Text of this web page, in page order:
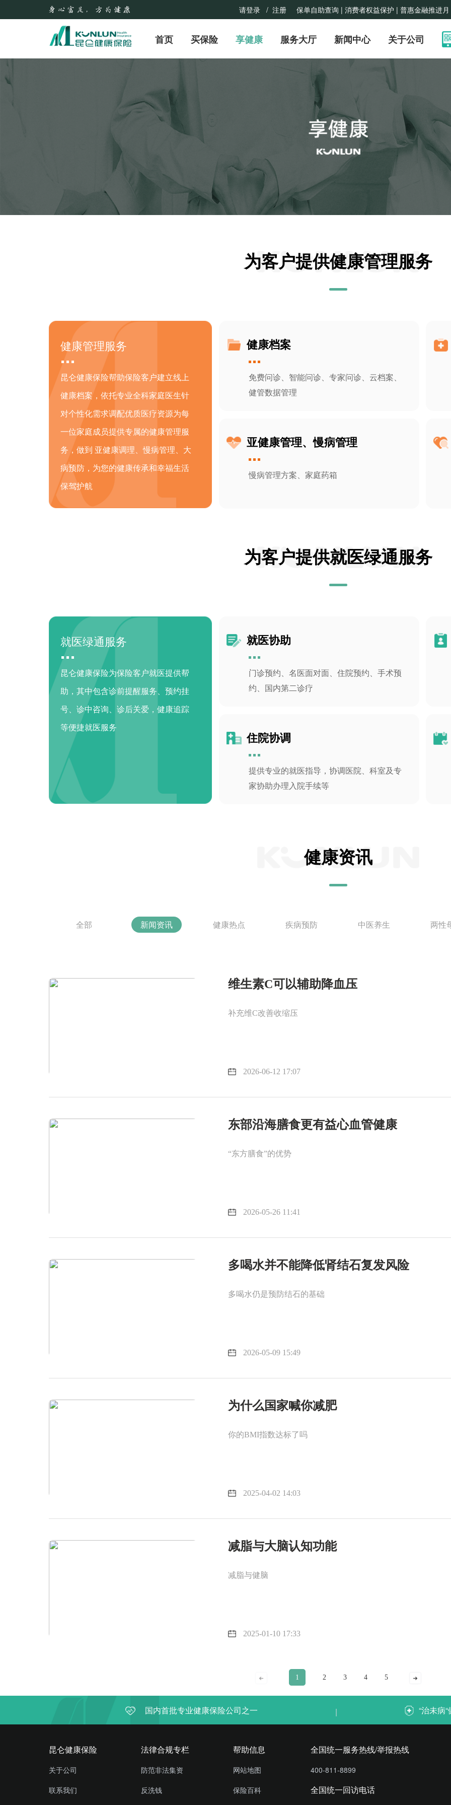
请登录 / 注册 保单自助查询 | 消费者权益保护 | 普惠金融推进月
首页 买保险 享健康 服务大厅 新闻中心 关于公司
为客户提供健康管理服务
健康管理服务
昆仑健康保险帮助保险客户建立线上
健康档案，依托专业全科家庭医生针
对个性化需求调配优质医疗资源为每
一位家庭成员提供专属的健康管理服
务，做到 亚健康调理、慢病管理、大
病预防，为您的健康传承和幸福生活
保驾护航
健康档案
免费问诊、智能问诊、专家问诊、云档案、
健管数据管理
亚健康管理、慢病管理
慢病管理方案、家庭药箱
为客户提供就医绿通服务
就医绿通服务
昆仑健康保险为保险客户就医提供帮
助，其中包含诊前提醒服务、预约挂
号、诊中咨询、诊后关爱，健康追踪
等便捷就医服务
就医协助
门诊预约、名医面对面、住院预约、手术预
约、国内第二诊疗
住院协调
提供专业的就医指导，协调医院、科室及专
家协助办理入院手续等
健康资讯
全部 新闻资讯 健康热点 疾病预防 中医养生 两性
维生素C可以辅助降血压
补充维C改善收缩压
2026-06-12 17:07
东部沿海膳食更有益心血管健康
“东方膳食”的优势
2026-05-26 11:41
多喝水并不能降低肾结石复发风险
多喝水仍是预防结石的基础
2026-05-09 15:49
为什么国家喊你减肥
你的BMI指数达标了吗
2025-04-02 14:03
减脂与大脑认知功能
减脂与健脑
2025-01-10 17:33
1 2 3 4 5
国内首批专业健康保险公司之一 | “治未病
昆仑健康保险
关于公司
联系我们
法律合规专栏
防范非法集资
反洗钱
帮助信息
网站地图
保险百科
全国统一服务热线/举报热线
400-811-8899
全国统一回访电话